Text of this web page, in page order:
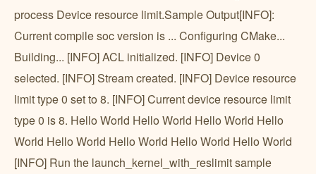
process Device resource limit.Sample Output[INFO]:
Current compile soc version is ... Configuring CMake...
Building... [INFO] ACL initialized. [INFO] Device 0
selected. [INFO] Stream created. [INFO] Device resource
limit type 0 set to 8. [INFO] Current device resource limit
type 0 is 8. Hello World Hello World Hello World Hello
World Hello World Hello World Hello World Hello World
[INFO] Run the launch_kernel_with_reslimit sample